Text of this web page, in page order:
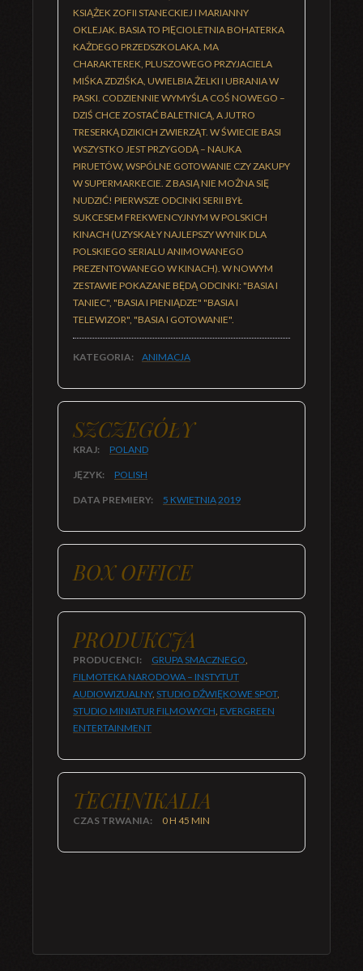
KSIĄŻEK ZOFII STANECKIEJ I MARIANNY
OKLEJAK. BASIA TO PIĘCIOLETNIA BOHATERKA
KAŻDEGO PRZEDSZKOLAKA. MA
CHARAKTEREK, PLUSZOWEGO PRZYJACIELA
MIŚKA ZDZIŚKA, UWIELBIA ŻELKI I UBRANIA W
PASKI. CODZIENNIE WYMYŚLA COŚ NOWEGO –
DZIŚ CHCE ZOSTAĆ BALETNICĄ, A JUTRO
TRESERKĄ DZIKICH ZWIERZĄT. W ŚWIECIE BASI
WSZYSTKO JEST PRZYGODĄ – NAUKA
PIRUETÓW, WSPÓLNE GOTOWANIE CZY ZAKUPY
W SUPERMARKECIE. Z BASIĄ NIE MOŻNA SIĘ
NUDZIĆ! PIERWSZE ODCINKI SERII BYŁ
SUKCESEM FREKWENCYJNYM W POLSKICH
KINACH (UZYSKAŁY NAJLEPSZY WYNIK DLA
POLSKIEGO SERIALU ANIMOWANEGO
PREZENTOWANEGO W KINACH). W NOWYM
ZESTAWIE POKAZANE BĘDĄ ODCINKI: "BASIA I
TANIEC", "BASIA I PIENIĄDZE" "BASIA I
TELEWIZOR", "BASIA I GOTOWANIE".
KATEGORIA: ANIMACJA
SZCZEGÓŁY
KRAJ: POLAND
JĘZYK: POLISH
DATA PREMIERY: 5 KWIETNIA2019
BOX OFFICE
PRODUKCJA
PRODUCENCI: GRUPA SMACZNEGO,
FILMOTEKA NARODOWA – INSTYTUT
AUDIOWIZUALNY, STUDIO DŹWIĘKOWE SPOT,
STUDIO MINIATUR FILMOWYCH, EVERGREEN
ENTERTAINMENT
TECHNIKALIA
CZAS TRWANIA: 0 H 45 MIN